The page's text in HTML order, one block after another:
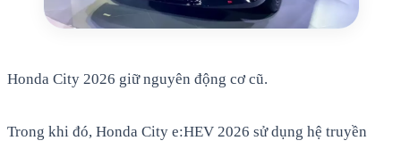
Honda City 2026 giữ nguyên động cơ cũ.
Trong khi đó, Honda City e:HEV 2026 sử dụng hệ truyền